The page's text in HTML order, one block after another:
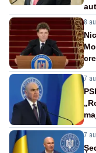
8
7
7